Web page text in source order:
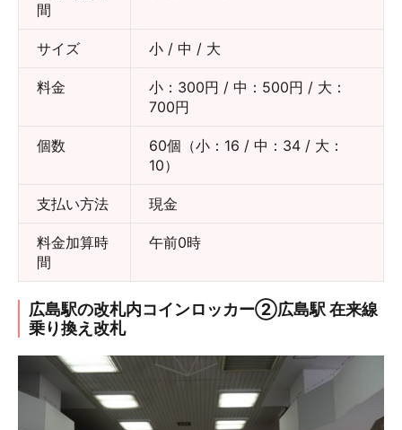
間
サイズ 小 / 中 / 大
料金
小：300円 / 中：500円 / 大：
700円
個数
60個（小：16 / 中：34 / 大：
10）
支払い方法 現金
料金加算時
間
午前0時
広島駅の改札内コインロッカー②広島駅 在来線
乗り換え改札